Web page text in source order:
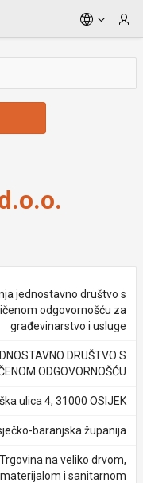
jednostavno društvo s
odgovornošću za
građevinarstvo i usluge
DRUŠTVO S
ODGOVORNOŠĆU
ulica 4, 31000 OSIJEK
baranjska županija
na veliko drvom,
i sanitarnom